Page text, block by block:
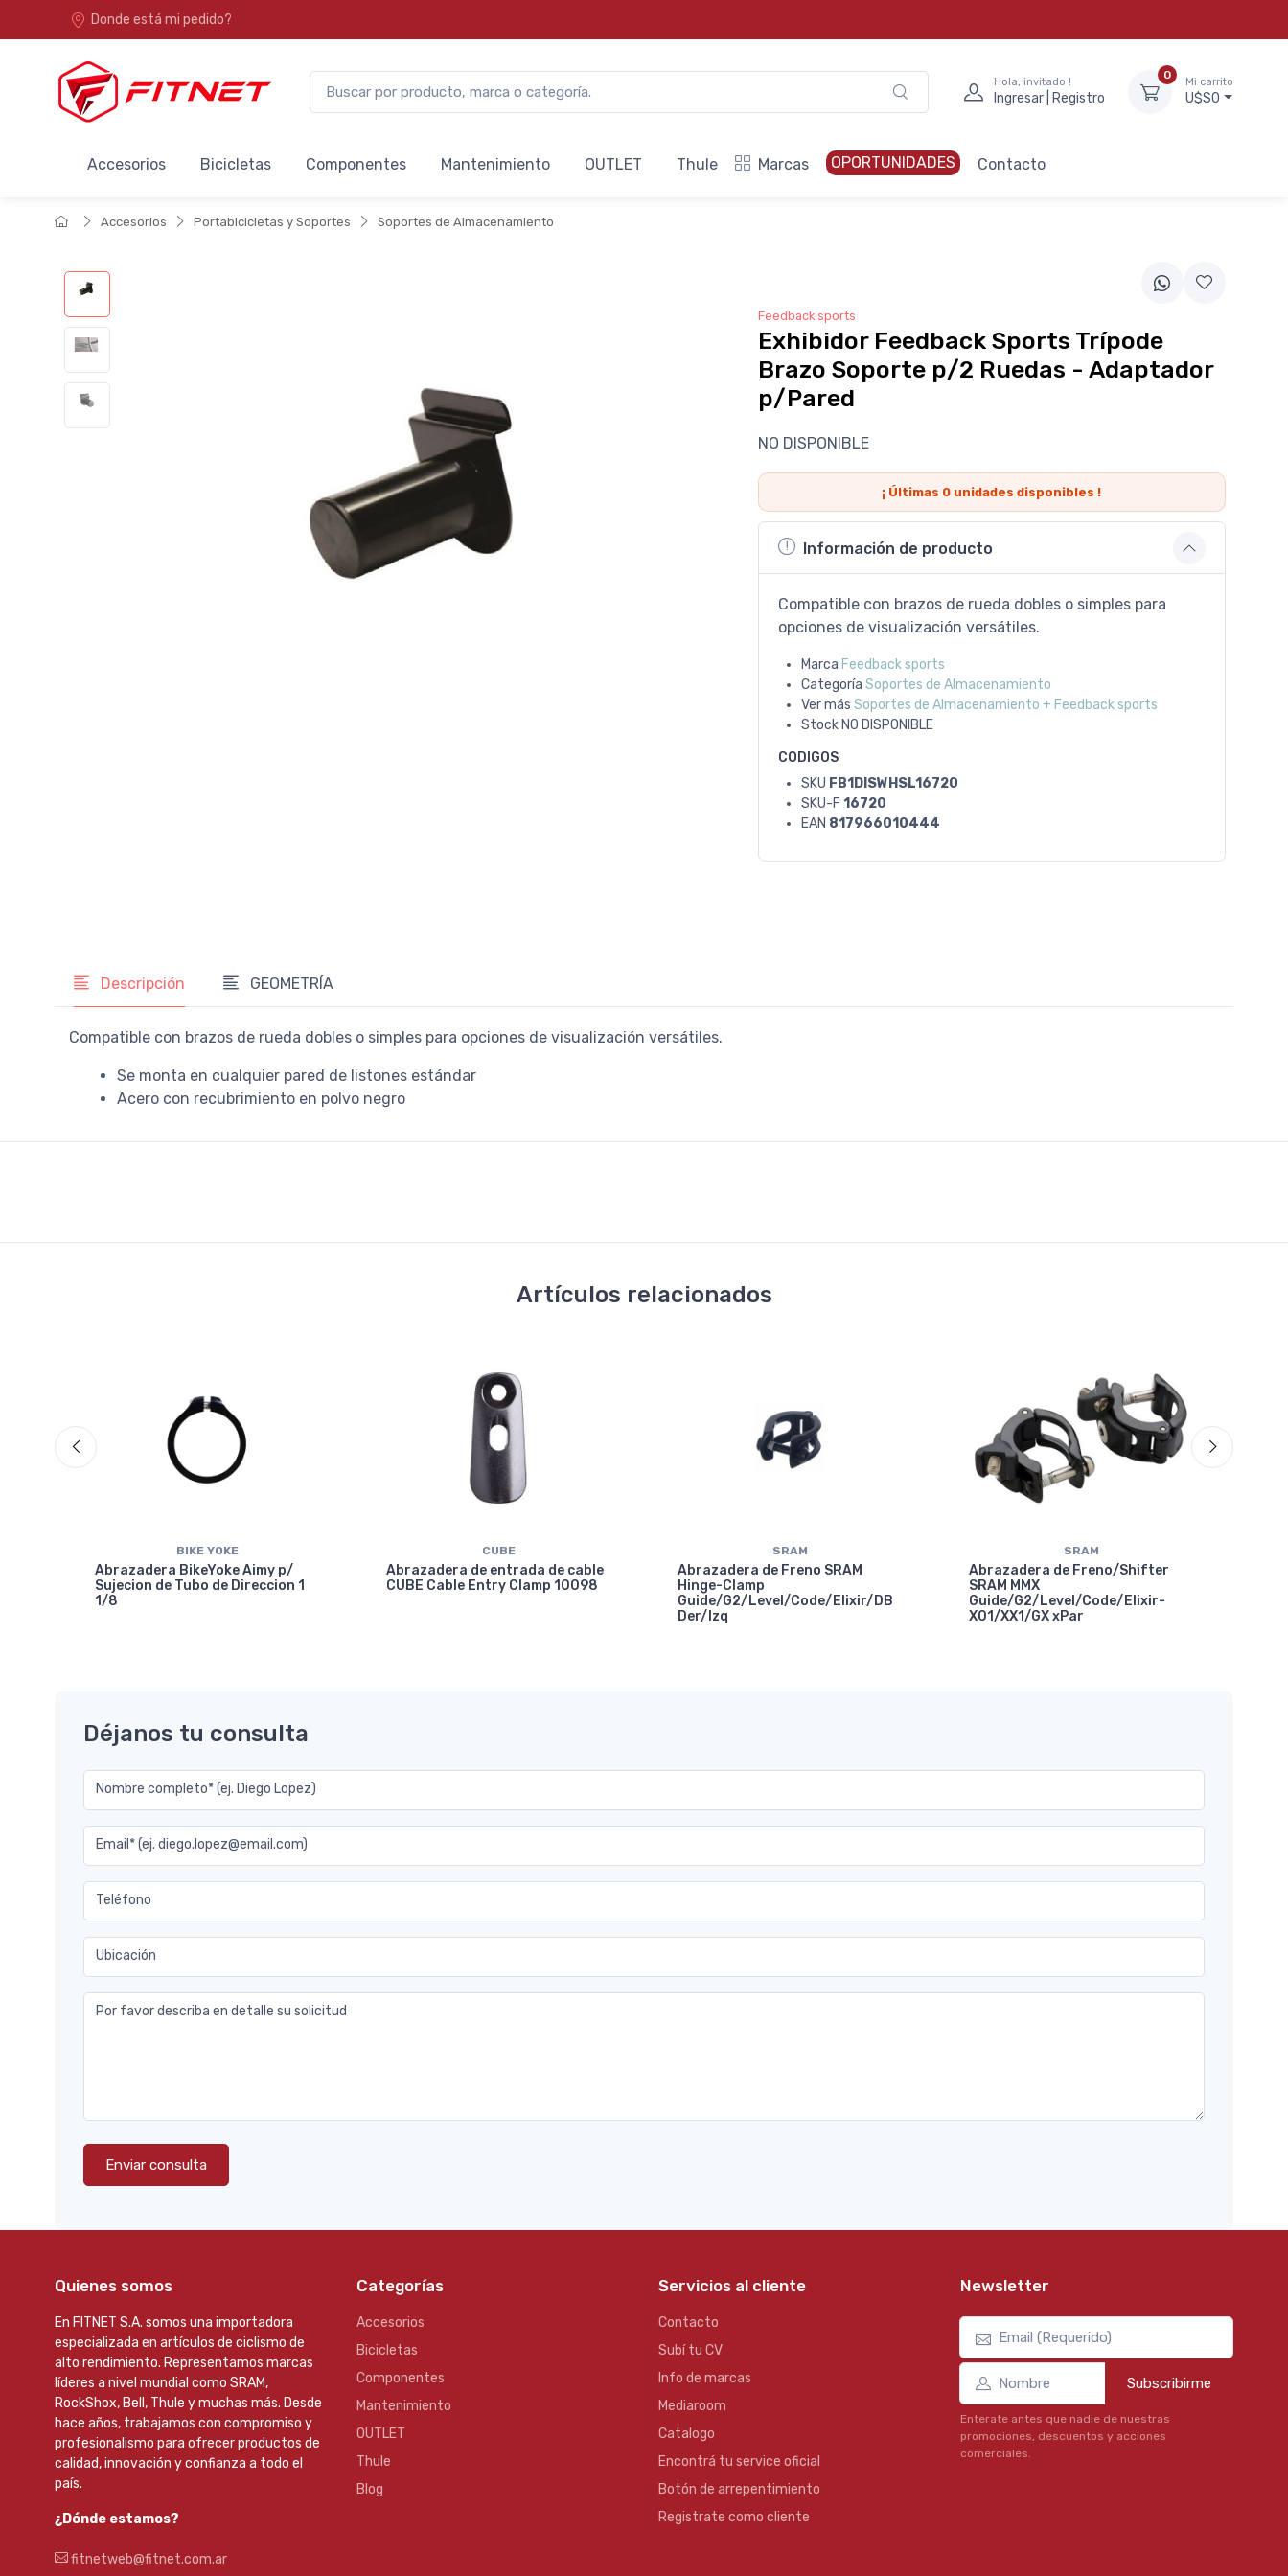
Donde está mi pedido?
Hola, invitado !
Ingresar | Registro
0
Mi carrito
U$S0
Accesorios Bicicletas Componentes Mantenimiento OUTLET Thule Marcas OPORTUNIDADES Contacto
Accesorios Portabicicletas y Soportes Soportes de Almacenamiento
Feedback sports
Exhibidor Feedback Sports Trípode
Brazo Soporte p/2 Ruedas - Adaptador
p/Pared
NO DISPONIBLE
¡ Últimas 0 unidades disponibles !
Información de producto
Compatible con brazos de rueda dobles o simples para
opciones de visualización versátiles.
Marca Feedback sports
Categoría Soportes de Almacenamiento
Ver más Soportes de Almacenamiento + Feedback sports
Stock NO DISPONIBLE
CODIGOS
SKU FB1DISWHSL16720
SKU-F 16720
EAN 817966010444
Descripción GEOMETRÍA
Compatible con brazos de rueda dobles o simples para opciones de visualización versátiles.
Se monta en cualquier pared de listones estándar
Acero con recubrimiento en polvo negro
Artículos relacionados
BIKE YOKE
Abrazadera BikeYoke Aimy p/
Sujecion de Tubo de Direccion 1
1/8
CUBE
Abrazadera de entrada de cable
CUBE Cable Entry Clamp 10098
SRAM
Abrazadera de Freno SRAM
Hinge-Clamp
Guide/G2/Level/Code/Elixir/DB
Der/Izq
SRAM
Abrazadera de Freno/Shifter
SRAM MMX
Guide/G2/Level/Code/Elixir-
X01/XX1/GX xPar
Déjanos tu consulta
Nombre completo* (ej. Diego Lopez)
Email* (ej. diego.lopez@email.com)
Teléfono
Ubicación
Por favor describa en detalle su solicitud
Enviar consulta
Quienes somos
En FITNET S.A. somos una importadora
especializada en artículos de ciclismo de
alto rendimiento. Representamos marcas
líderes a nivel mundial como SRAM,
RockShox, Bell, Thule y muchas más. Desde
hace años, trabajamos con compromiso y
profesionalismo para ofrecer productos de
calidad, innovación y confianza a todo el
país.
¿Dónde estamos?
fitnetweb@fitnet.com.ar
Categorías
Accesorios
Bicicletas
Componentes
Mantenimiento
OUTLET
Thule
Blog
Servicios al cliente
Contacto
Subí tu CV
Info de marcas
Mediaroom
Catalogo
Encontrá tu service oficial
Botón de arrepentimiento
Registrate como cliente
Newsletter
Subscribirme
Enterate antes que nadie de nuestras
promociones, descuentos y acciones
comerciales.